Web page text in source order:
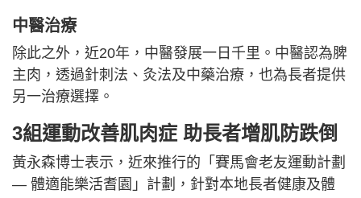
中醫治療
除此之外，近20年，中醫發展一日千里。中醫認為脾
主肉，透過針刺法、灸法及中藥治療，也為長者提供
另一治療選擇。
3組運動改善肌肉症 助長者增肌防跌倒
黃永森博士表示，近來推行的「賽馬會老友運動計劃
— 體適能樂活耆園」計劃，針對本地長者健康及體